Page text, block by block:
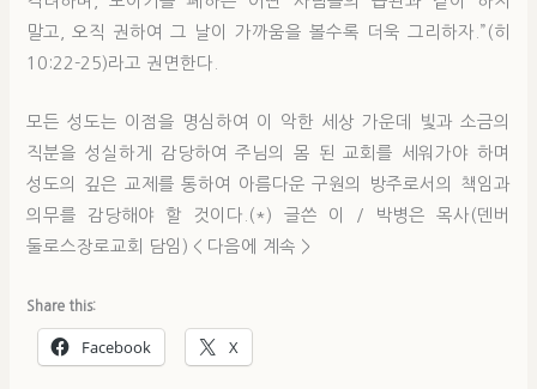
말고, 오직 권하여 그 날이 가까움을 볼수록 더욱 그리하자.”(히
10:22-25)라고 권면한다.
모든 성도는 이점을 명심하여 이 악한 세상 가운데 빛과 소금의
직분을 성실하게 감당하여 주님의 몸 된 교회를 세워가야 하며
성도의 깊은 교제를 통하여 아름다운 구원의 방주로서의 책임과
의무를 감당해야 할 것이다.(*) 글쓴 이 / 박병은 목사(덴버
둘로스장로교회 담임) < 다음에 계속 >
Share this:
Facebook X